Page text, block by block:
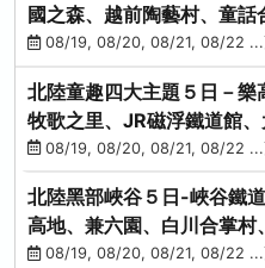
國之森、越前陶藝村、童
幡08/19, 08/20, 08/21, 08/22 ...
北陸童趣四大主題５日－樂
牧歌之里、JR磁浮鐵道館
邊吃08/19, 08/20, 08/21, 08/22 ...
北陸黑部峽谷５日-峽谷鐵
高地、兼六園、白川合掌村
雙溫泉
08/19, 08/20, 08/21, 08/22 ...